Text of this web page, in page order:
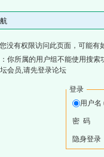
没有权限访问此页面，可能有
你所属的用户组不能使用搜索
会员,请先登录论坛
登录
用户名
密 码
隐身登录